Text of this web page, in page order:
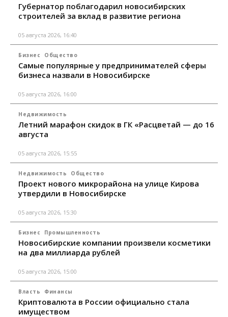
Губернатор поблагодарил новосибирских
строителей за вклад в развитие региона
05 августа 2026, 16:40
Бизнес Общество
Самые популярные у предпринимателей сферы
бизнеса назвали в Новосибирске
05 августа 2026, 16:00
Недвижимость
Летний марафон скидок в ГК «Расцветай — до 16
августа
05 августа 2026, 15:55
Недвижимость Общество
Проект нового микрорайона на улице Кирова
утвердили в Новосибирске
05 августа 2026, 15:30
Бизнес Промышленность
Новосибирские компании произвели косметики
на два миллиарда рублей
05 августа 2026, 15:00
Власть Финансы
Криптовалюта в России официально стала
имуществом